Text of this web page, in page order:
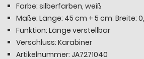
Farbe: silberfarben, weiß
Maße: Länge: 45 cm + 5 cm; Breite:
Funktion: Länge verstellbar
Verschluss: Karabiner
Artikelnummer: JA7271040